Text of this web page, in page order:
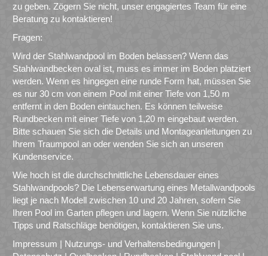
zu geben. Zögern Sie nicht, unser engagiertes Team für eine
Beratung zu kontaktieren!
Fragen:
Wird der Stahlwandpool im Boden belassen? Wenn das
Stahlwandbecken oval ist, muss es immer im Boden platziert
werden. Wenn es hingegen eine runde Form hat, müssen Sie
es nur 30 cm von einem Pool mit einer Tiefe von 1,50 m
entfernt in den Boden eintauchen. Es können teilweise
Rundbecken mit einer Tiefe von 1,20 m eingebaut werden.
Bitte schauen Sie sich die Details und Montageanleitungen zu
Ihrem Traumpool an oder wenden Sie sich an unseren
Kundenservice.
Wie hoch ist die durchschnittliche Lebensdauer eines
Stahlwandpools? Die Lebenserwartung eines Metallwandpools
liegt je nach Modell zwischen 10 und 20 Jahren, sofern Sie
Ihren Pool im Garten pflegen und lagern. Wenn Sie nützliche
Tipps und Ratschläge benötigen, kontaktieren Sie uns.
Impressum | Nutzungs- und Verhaltensbedingungen |